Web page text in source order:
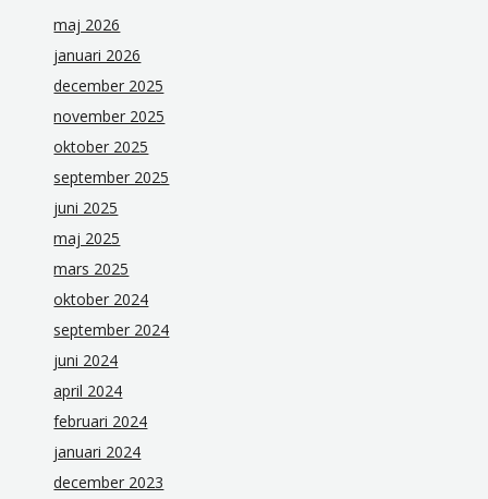
maj 2026
januari 2026
december 2025
november 2025
oktober 2025
september 2025
juni 2025
maj 2025
mars 2025
oktober 2024
september 2024
juni 2024
april 2024
februari 2024
januari 2024
december 2023